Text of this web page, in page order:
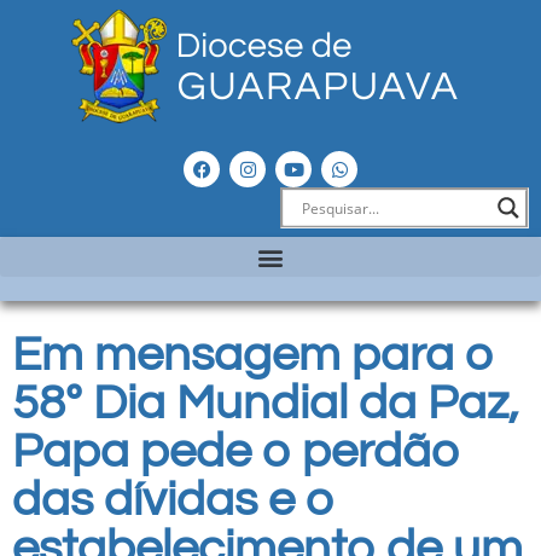
Em mensagem para o
58º Dia Mundial da Paz,
Papa pede o perdão
das dívidas e o